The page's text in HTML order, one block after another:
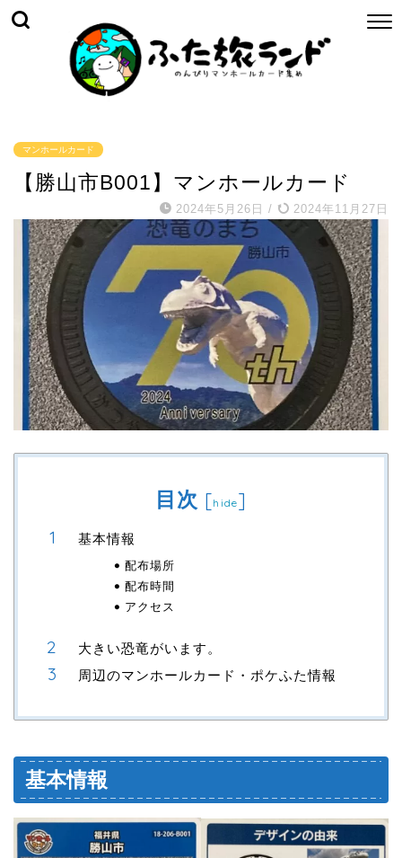
マンホールカード
【勝山市B001】マンホールカード
2024年5月26日 / 2024年11月27日
目次 [hide]
基本情報
配布場所
配布時間
アクセス
大きい恐竜がいます。
周辺のマンホールカード・ポケふた情報
基本情報